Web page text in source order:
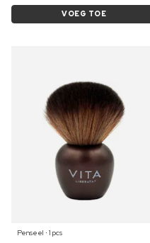
VOEG TOE
Penseel ⋅ 1 pcs